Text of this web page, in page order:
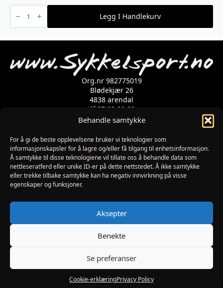
Behandle samtykke
For å gi de beste opplevelsene bruker vi teknologier som
informasjonskapsler for å lagre og/eller få tilgang til enhetsinformasjon.
Å samtykke til disse teknologiene vil tillate oss å behandle data som
nettleseratferd eller unike ID-er på dette nettstedet. Å ikke samtykke
eller trekke tilbake samtykke kan ha negativ innvirkning på visse
egenskaper og funksjoner.
Aksepter
Benekte
Se preferanser
Cookie-erklæringPrivacy Policy
Shimano
Cleats
SPD
antall
Legg I Handlekurv
Org.nr 982775019
Blødekjær 26
4838 arendal
tlf 37 02 39 60
Kontaktskjema
Åpningstider
MANDAG-FREDAG: 09:00-17:00
LØRDAG: 10:00-15:00
SØNDAG: STENGT
PÅSKEAFTEN OG PINSEAFTEN : 10:00-13:00
Informasjon
MIN SIDE
KJØPSBETINGELSER
Utviklet av Digipos AS – Arendal Copyright 2026